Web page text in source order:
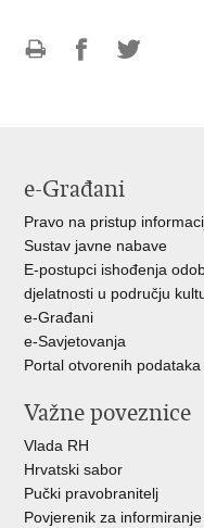
e-Građani
Pravo na pristup
Sustav javne nabave
E-postupci ishođenja
djelatnosti u području
e-Građani
e-Savjetovanja
Portal otvorenih podataka
Važne poveznice
Vlada RH
Hrvatski sabor
Pučki pravobranitelj
Povjerenik za informiranje